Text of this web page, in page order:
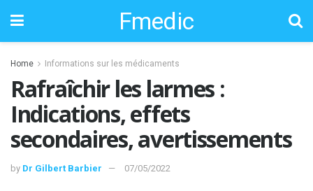
Fmedic
Home Informations sur les médicaments
Rafraîchir les larmes :
Indications, effets
secondaires, avertissements
by Dr Gilbert Barbier 07/05/2022